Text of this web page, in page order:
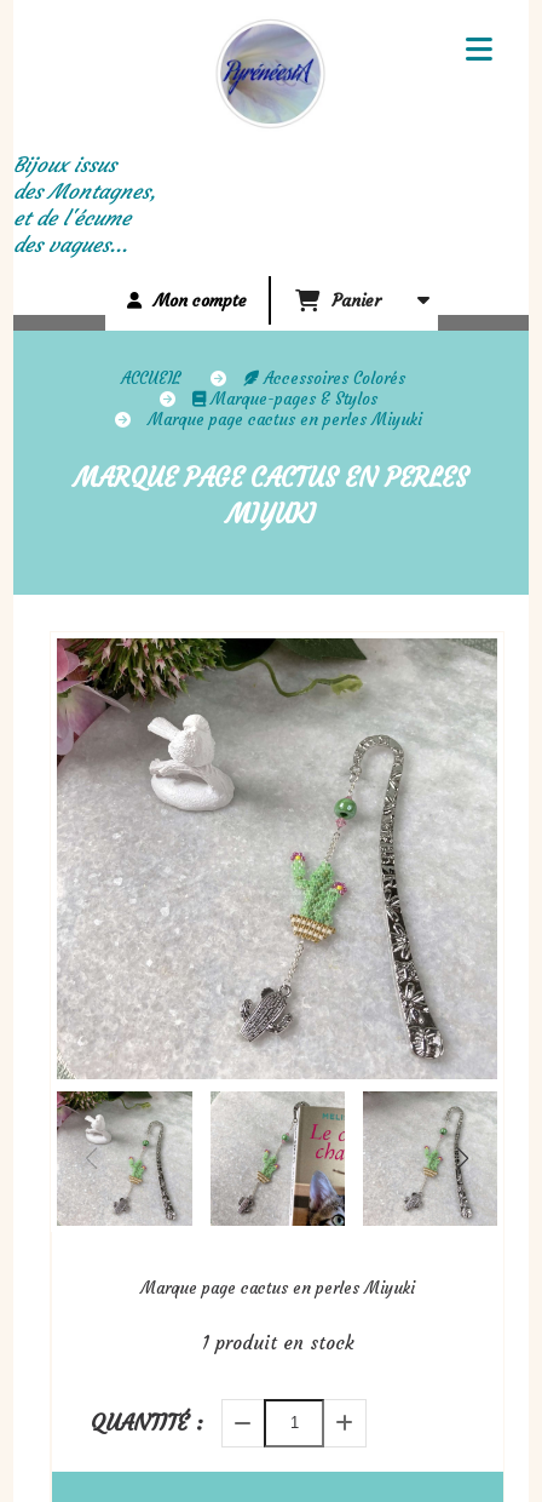
Bijoux issus
des Montagnes,
et de l'écume
des vagues...
Mon compte Panier
ACCUEIL
Accessoires Colorés
Marque-pages & Stylos
Marque page cactus en perles Miyuki
MARQUE PAGE CACTUS EN PERLES
MIYUKI
Marque page cactus en perles Miyuki
1produit en stock
QUANTITÉ :